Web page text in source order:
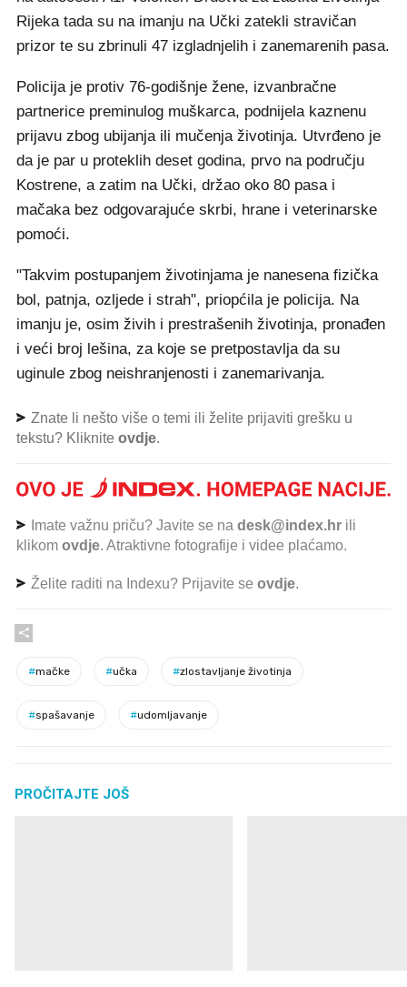
Rijeka tada su na imanju na Učki zatekli stravičan
prizor te su zbrinuli 47 izgladnjelih i zanemarenih pasa.
Policija je protiv 76-godišnje žene, izvanbračne
partnerice preminulog muškarca, podnijela kaznenu
prijavu zbog ubijanja ili mučenja životinja. Utvrđeno je
da je par u proteklih deset godina, prvo na području
Kostrene, a zatim na Učki, držao oko 80 pasa i
mačaka bez odgovarajuće skrbi, hrane i veterinarske
pomoći.
"Takvim postupanjem životinjama je nanesena fizička
bol, patnja, ozljede i strah", priopćila je policija. Na
imanju je, osim živih i prestrašenih životinja, pronađen
i veći broj lešina, za koje se pretpostavlja da su
uginule zbog neishranjenosti i zanemarivanja.
Znate li nešto više o temi ili želite prijaviti grešku u
tekstu? Kliknite ovdje.
Imate važnu priču? Javite se na desk@index.hr ili
klikom ovdje. Atraktivne fotografije i videe plaćamo.
Želite raditi na Indexu? Prijavite se ovdje.
#mačke #učka #zlostavljanje životinja
#spašavanje #udomljavanje
PROČITAJTE JOŠ